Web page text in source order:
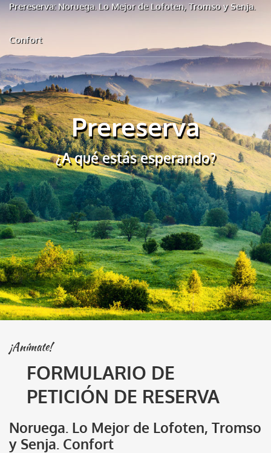
Prereserva: Noruega. Lo Mejor de Lofoten, Tromso y Senja.
Confort
Prereserva
¿A qué estás esperando?
¡Anímate!
FORMULARIO DE
PETICIÓN DE RESERVA
Noruega. Lo Mejor de Lofoten, Tromso
y Senja. Confort